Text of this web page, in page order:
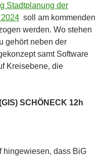
Stadtplanung der
soll am kommenden
werden. Wo stehen
gehört neben der
samt Software
Kreisebene, die
SCHÖNECK 12h
hingewiesen, dass BiG